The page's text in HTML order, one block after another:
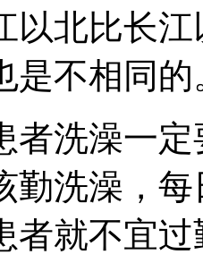
以北比长
是不相同的
洗澡一定
勤洗澡，
者就不宜